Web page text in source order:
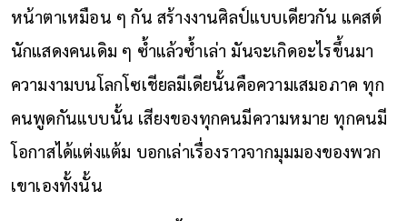
หน้าตาเหมือน ๆ กัน สร้างงานศิลป์แบบเดียวกัน แคสต์
นักแสดงคนเดิม ๆ ซ้ำแล้วซ้ำเล่า มันจะเกิดอะไรขึ้นมา
ความงามบนโลกโซเชียลมีเดียนั้นคือความเสมอภาค ทุก
คนพูดกันแบบนั้น เสียงของทุกคนมีความหมาย ทุกคนมี
โอกาสได้แต่งแต้ม บอกเล่าเรื่องราวจากมุมมองของพวก
เขาเองทั้งนั้น